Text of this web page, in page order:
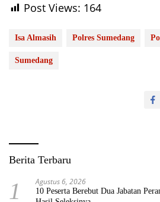
Post Views: 164
Isa Almasih Polres Sumedang
Sumedang
Berita Terbaru
1 Agustus 6, 2026
10 Peserta Berebut Dua Jabatan